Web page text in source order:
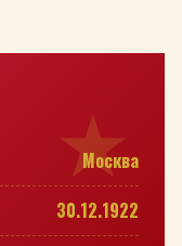
Москва
30.12.1922